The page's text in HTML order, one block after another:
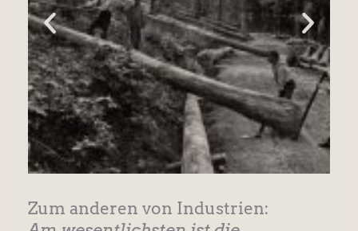
Zum anderen von Industrien: